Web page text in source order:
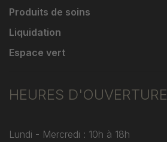
Produits de soins
Liquidation
Espace vert
HEURES D'OUVERTURE
Lundi - Mercredi : 10h à 18h